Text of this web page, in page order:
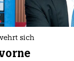
sich